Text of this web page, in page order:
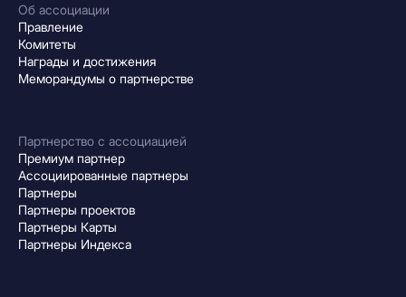
Об ассоциации
Правление
Комитеты
Награды и достижения
Меморандумы о партнерстве
Партнерство с ассоциацией
Премиум партнер
Ассоциированные партнеры
Партнеры
Партнеры проектов
Партнеры Карты
Партнеры Индекса